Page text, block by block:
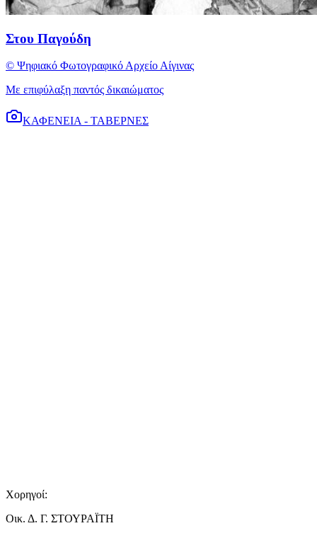
Στου Παγούδη
© Ψηφιακό Φωτογραφικό Αρχείο Αίγινας
Με επιφύλαξη παντός δικαιώματος
ΚΑΦΕΝΕΙΑ - ΤΑΒΕΡΝΕΣ
Χορηγοί:
Οικ. Δ. Γ. ΣΤΟΥΡΑΪΤΗ